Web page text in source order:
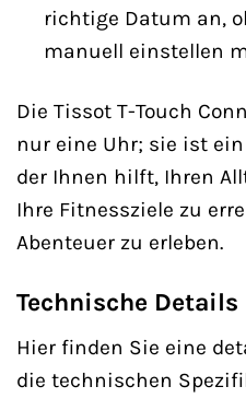
richtige Datum an,
manuell einstellen
Die Tissot T-Touch
nur eine Uhr; sie ist
der Ihnen hilft, Ihren
Ihre Fitnessziele zu
Abenteuer zu erleben.
Technische
Hier finden Sie eine
die technischen